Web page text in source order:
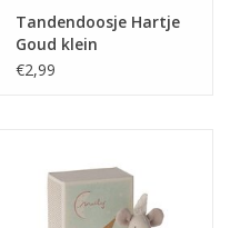
Tandendoosje Hartje
Goud klein
€2,99